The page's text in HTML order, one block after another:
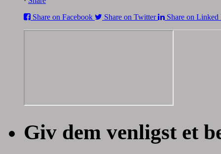
Share on Facebook
Share on Twitter Share on Linked
Giv dem venligst et